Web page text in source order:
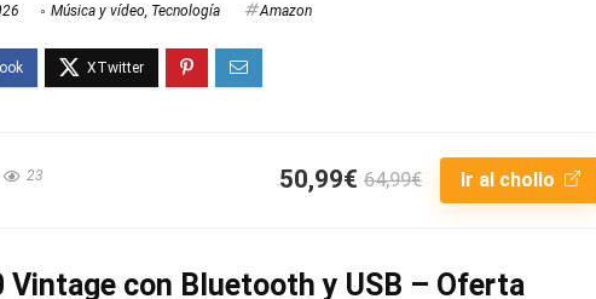
Música y vídeo, Tecnología Amazon
23 50,99€ 64,99€ Ir al chollo
Vintage con Bluetooth y USB – Oferta